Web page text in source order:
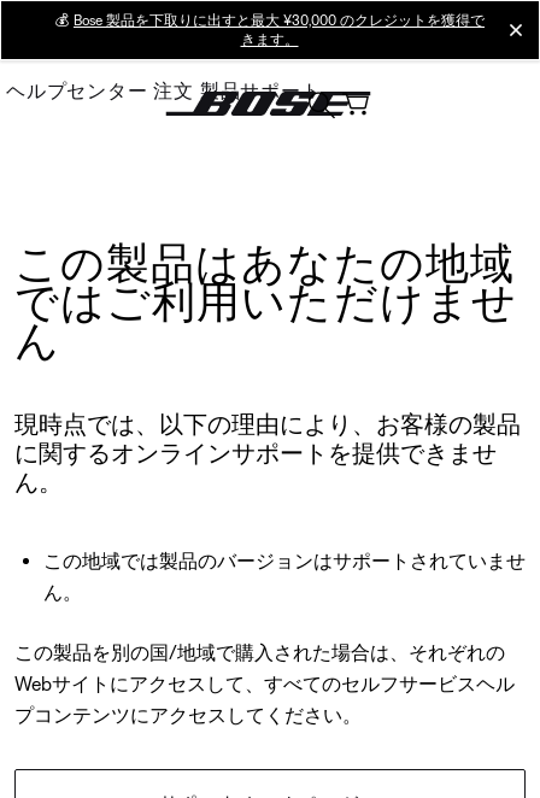
Main
💰 Bose 製品を下取りに出すと最大 ¥30,000 のクレジットを獲得で
きます。
ヘルプセンター 注文 製品サポート
この製品はあなたの地域
ではご利用いただけませ
ん
現時点では、以下の理由により、お客様の製品
に関するオンラインサポートを提供できませ
ん。
この地域では製品のバージョンはサポートされていませ
ん。
この製品を別の国/地域で購入された場合は、それぞれの
Webサイトにアクセスして、すべてのセルフサービスヘル
プコンテンツにアクセスしてください。